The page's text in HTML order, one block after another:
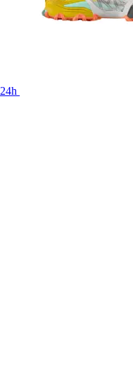
24h